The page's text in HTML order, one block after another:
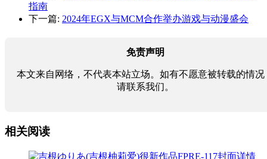
指南
下一篇: 2024年EGX与MCM合作举办游戏与动漫盛会
免责声明
本文来自网络，不代表本站立场。如有不愿意被转载的情况
请联系我们。
相关阅读